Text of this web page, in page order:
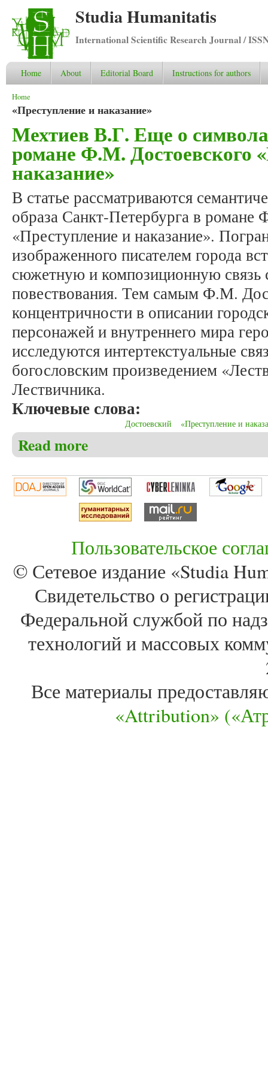
Studia Humanitatis
International Scientific Research Journal /
Home About Editorial Board Instructions for authors
You are here
Home
«Преступление и наказание»
Мехтиев В.Г. Еще о
романе Ф.М. Достоевского
наказание»
В статье рассматриваются
образа Санкт-Петербурга в романе
«Преступление и наказание».
изображенного писателем города
сюжетную и композиционную связь
повествования. Тем самым Ф.М.
концентричности в описании
персонажей и внутреннего мира
исследуются интертекстуальные
богословским произведением
Лествичника.
Ключевые слова:
Достоевский «Преступление и
Read more
Пользовательское
© Сетевое издание «Studia
Свидетельство о
Федеральной службой по
технологий и массовых
Все материалы
«Attribution»